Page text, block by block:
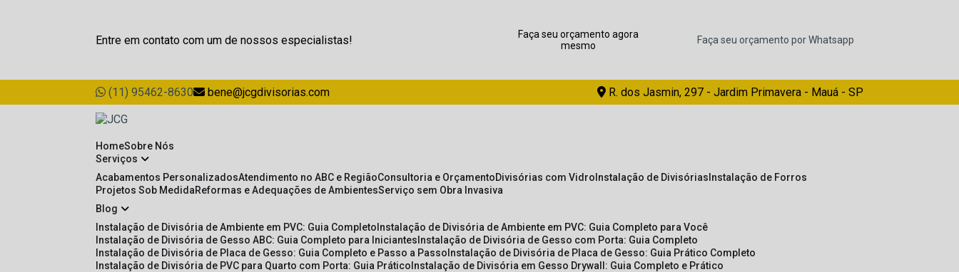
Entre em contato com um de nossos especialistas!
Faça seu orçamento agora
mesmo
Faça seu orçamento por Whatsapp
(11) 95462-8630 bene@jcgdivisorias.com R. dos Jasmin, 297 - Jardim Primavera - Mauá - SP
Home Sobre Nós
Serviços
Acabamentos Personalizados Atendimento no ABC e Região Consultoria e Orçamento Divisórias com Vidro Instalação de Divisórias Instalação de Forros
Projetos Sob Medida
Reformas e Adequações de Ambientes Serviço sem Obra Invasiva
Blog
Instalação de Divisória de Ambiente em PVC: Guia Completo Instalação de Divisória de Ambiente em PVC: Guia Completo para Você
Instalação de Divisória de Gesso ABC: Guia Completo para Iniciantes Instalação de Divisória de Gesso com Porta: Guia Completo
Instalação de Divisória de Placa de Gesso: Guia Completo e Passo a Passo Instalação de Divisória de Placa de Gesso: Guia Prático Completo
Instalação de Divisória de PVC para Quarto com Porta: Guia Prático Instalação de Divisória em Gesso Drywall: Guia Completo e Prático